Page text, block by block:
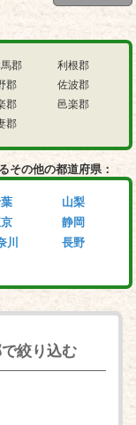
郡
郡
郡
郡
利根郡
佐波郡
邑楽郡
その他の都道府県：
川
山梨
静岡
長野
絞り込む